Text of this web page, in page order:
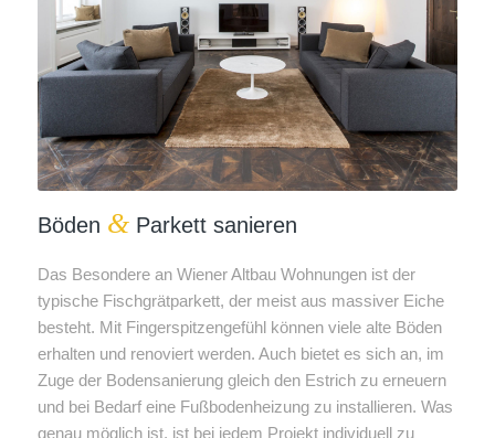
Böden &Parkett sanieren
Das Besondere an Wiener Altbau Wohnungen ist der
typische Fischgrätparkett, der meist aus massiver Eiche
besteht. Mit Fingerspitzengefühl können viele alte Böden
erhalten und renoviert werden. Auch bietet es sich an, im
Zuge der Bodensanierung gleich den Estrich zu erneuern
und bei Bedarf eine Fußbodenheizung zu installieren. Was
genau möglich ist, ist bei jedem Projekt individuell zu